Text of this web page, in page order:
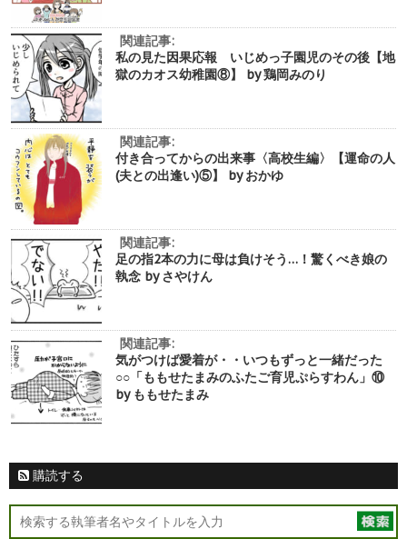
関連記事:
私の見た因果応報 いじめっ子園児のその後【地
獄のカオス幼稚園⑧】 by 鶏岡みのり
関連記事:
付き合ってからの出来事〈高校生編〉【運命の人
(夫との出逢い)⑤】 by おかゆ
関連記事:
足の指2本の力に母は負けそう…！驚くべき娘の
執念 by さやけん
関連記事:
気がつけば愛着が・・いつもずっと一緒だった
○○「ももせたまみのふたご育児ぷらすわん」⑩
by ももせたまみ
購読する